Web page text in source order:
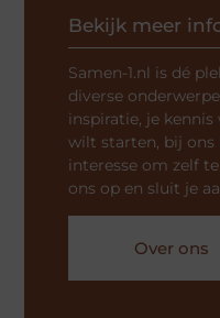
Bekijk meer
Samen-1.nl is dé
diverse
inspiratie, je
wilt starten, bij ons
interesse om zelf
ons op en sluit je
Over ons